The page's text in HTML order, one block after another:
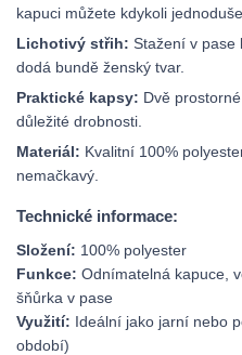
kapuci můžete kdykoli
Lichotivý střih: Stažení v pase
dodá bundě ženský tvar.
Praktické kapsy: Dvě
důležité drobnosti.
Materiál: Kvalitní 100%
nemačkavý.
Technické informace:
Složení: 100% polyester
Funkce: Odnímatelná kapuce,
šňůrka v pase
Využití: Ideální jako jarní nebo
období)